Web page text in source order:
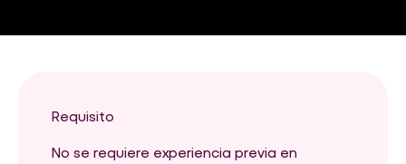
Requisito
No se requiere experiencia previa en